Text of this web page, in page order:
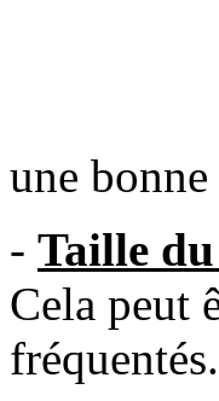
une
- Taille
Cela peut
fréquentés.